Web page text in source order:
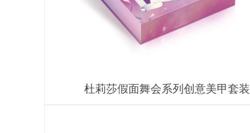
杜莉莎假面舞会系列创意美甲套装